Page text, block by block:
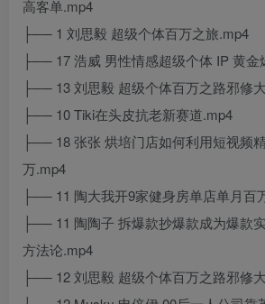
高客单.mp4
├── 1 刘思毅 超级个体百万之旅.mp4
├── 17 浩威 男性情感超级个体 IP 黄金
├── 13 刘思毅 超级个体百万之路邪修
├── 10 Tiki在头皮抗老新赛道.mp4
├── 18 张张 烘培门店如何利用短视频
万.mp4
├── 11 陶大我开9家健身房单店单月百
├── 11 陶陶子 拆爆款抄爆款成为爆款
方法论.mp4
├── 12 刘思毅 超级个体百万之路邪修